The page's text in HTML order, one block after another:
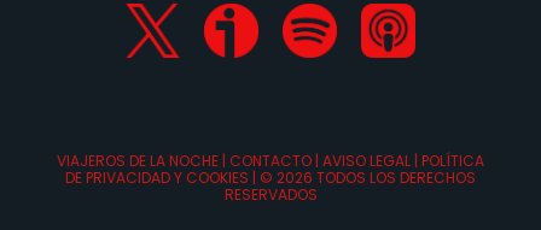
VIAJEROS DE LA NOCHE | CONTACTO | AVISO LEGAL | POLÍTICA
DE PRIVACIDAD Y COOKIES | © 2026 TODOS LOS DERECHOS
RESERVADOS